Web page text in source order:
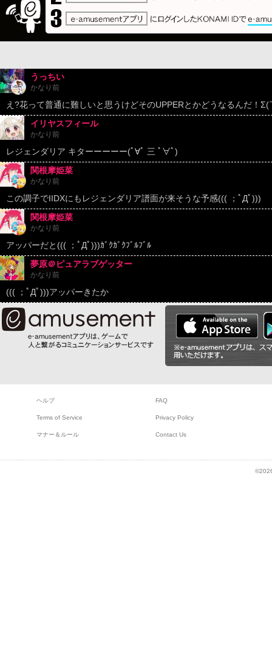
うっちい
かなり前
え?花って普通に難しいと思うけどそのUPPERとかどうなるんだ！Σ(
イリヤスフィール
かなり前
レジェンダリア キターーーーー(ﾟ∀ﾟ 三 ﾟ∀ﾟ)
関根摩姫菜
かなり前
この調子でIIDXにもレジェンダリア譜面が来そうな予感((( ；ﾟДﾟ)))
関根摩姫菜
かなり前
アッパーだと((( ；ﾟДﾟ)))ｶﾞｸｶﾞｸﾌﾞﾙﾌﾞﾙ
夢原＠ピュアラブゲッター
かなり前
((( ；ﾟДﾟ)))アッパーきたか
ヘルプ FAQ
Terms of Service Privacy Policy
マナー＆ルール Contact Us